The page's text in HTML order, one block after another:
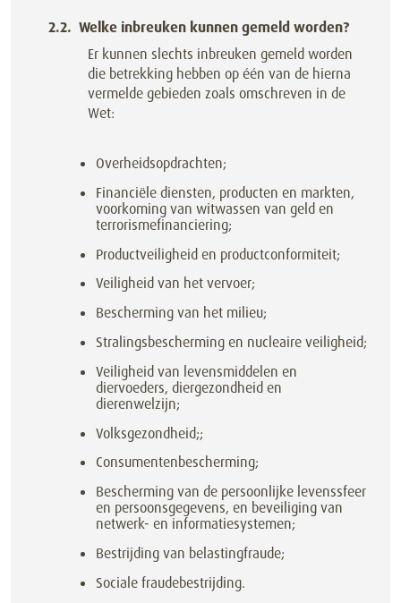
Welke inbreuken kunnen gemeld worden?
Er kunnen slechts inbreuken gemeld worden
die betrekking hebben op één van de hierna
vermelde gebieden zoals omschreven in de
Wet:
Overheidsopdrachten;
Financiële diensten, producten en markten,
voorkoming van witwassen van geld en
terrorismefinanciering;
Productveiligheid en productconformiteit;
Veiligheid van het vervoer;
Bescherming van het milieu;
Stralingsbescherming en nucleaire veiligheid;
Veiligheid van levensmiddelen en
diervoeders, diergezondheid en
dierenwelzijn;
Volksgezondheid;;
Consumentenbescherming;
Bescherming van de persoonlijke levenssfeer
en persoonsgegevens, en beveiliging van
netwerk- en informatiesystemen;
Bestrijding van belastingfraude;
Sociale fraudebestrijding.